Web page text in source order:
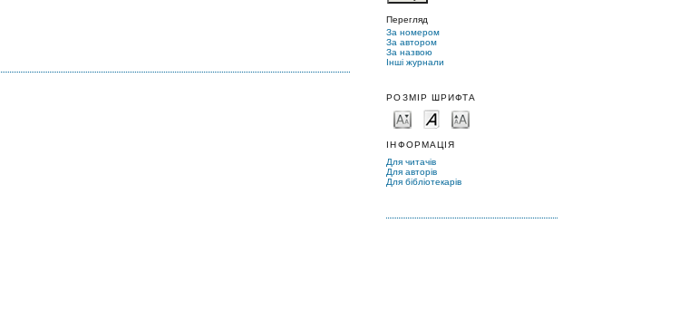
Перегляд
За номером
За автором
За назвою
Інші журнали
РОЗМІР ШРИФТА
ІНФОРМАЦІЯ
Для читачів
Для авторів
Для бібліотекарів